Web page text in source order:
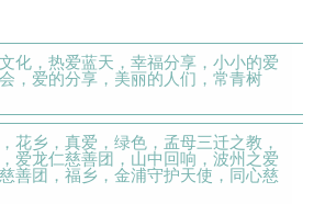
化，热爱蓝天，幸福分享，小小的爱
，爱的分享，美丽的人们，常青树
花乡，真爱，绿色，孟母三迁之教，
爱龙仁慈善团，山中回响，波州之爱
善团，福乡，金浦守护天使，同心慈